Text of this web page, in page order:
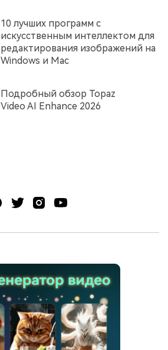
10 лучших программ с
искусственным интеллектом для
редактирования изображений на
Windows и Mac
Подробный обзор Topaz
Video AI Enhance 2026